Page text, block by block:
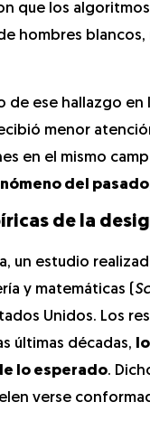
que los
hombres blancos,
de ese hallazgo en
menor
en el mismo
del
de la
un estudio
y matemáticas (
Unidos. Los
últimas décadas,
lo esperado.
verse